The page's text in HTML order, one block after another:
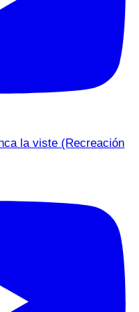
la viste (Recreación